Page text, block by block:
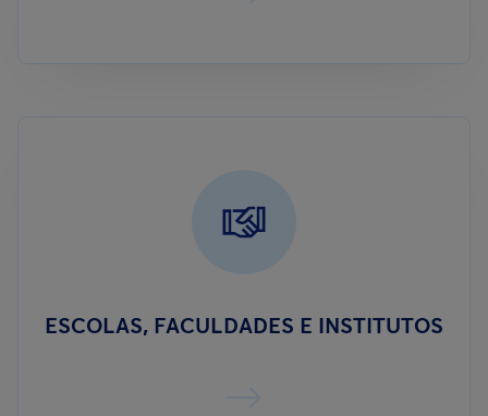
ESCOLAS, FACULDADES E INSTITUTOS